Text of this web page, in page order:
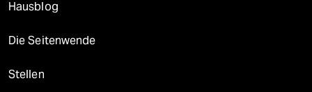
Hausblog
Die Seitenwende
Stellen